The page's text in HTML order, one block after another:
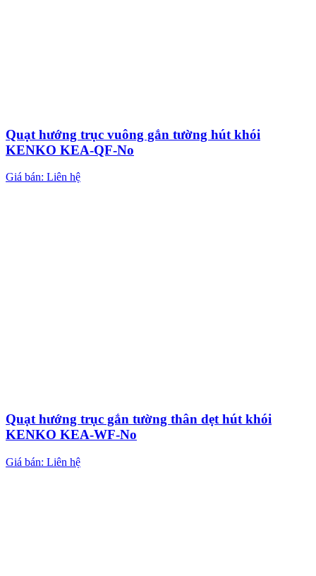
Quạt hướng trục vuông gắn tường hút khói
KENKO KEA-QF-No
Giá bán: Liên hệ
Quạt hướng trục gắn tường thân dẹt hút khói
KENKO KEA-WF-No
Giá bán: Liên hệ